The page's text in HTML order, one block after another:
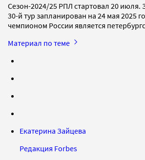
Сезон-2024/25 РПЛ стартовал 20
30-й тур запланирован на 24 мая 2025
чемпионом России является
Материал по теме
Екатерина Зайцева
Редакция Forbes